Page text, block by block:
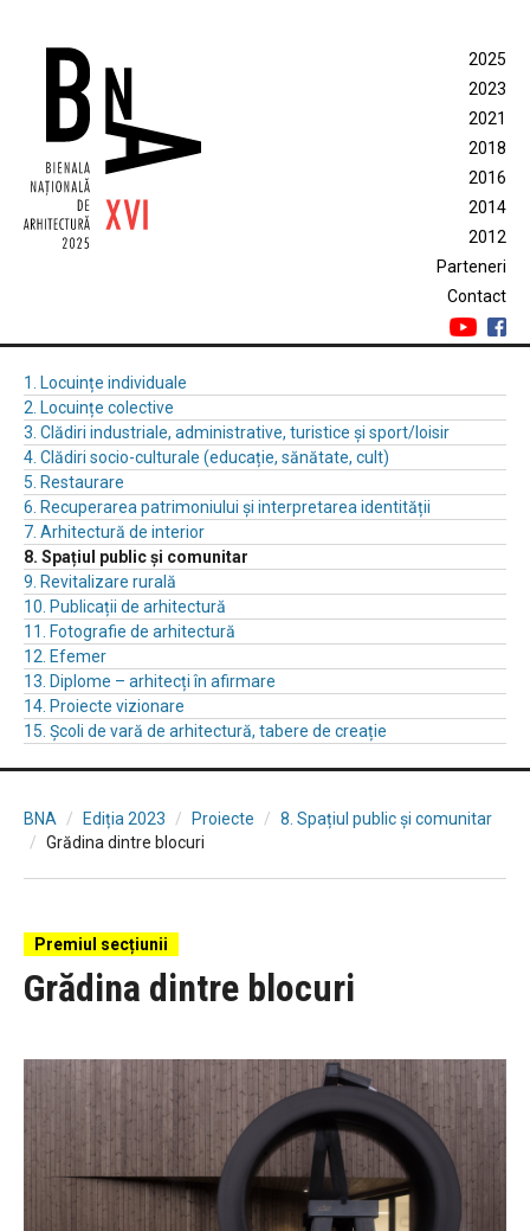
2025
2023
2021
2018
2016
2014
2012
Parteneri
Contact
1. Locuințe individuale
2. Locuințe colective
3. Clădiri industriale, administrative, turistice și sport/loisir
4. Clădiri socio-culturale (educație, sănătate, cult)
5. Restaurare
6. Recuperarea patrimoniului și interpretarea identității
7. Arhitectură de interior
8. Spațiul public și comunitar
9. Revitalizare rurală
10. Publicații de arhitectură
11. Fotografie de arhitectură
12. Efemer
13. Diplome – arhitecți în afirmare
14. Proiecte vizionare
15. Școli de vară de arhitectură, tabere de creație
BNA Ediția 2023 Proiecte
8. Spațiul public și comunitar
Grădina dintre blocuri
Premiul secțiunii
Grădina dintre blocuri